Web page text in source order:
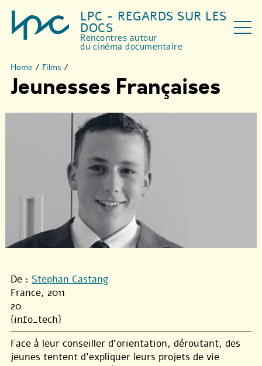
LPC - REGARDS SUR LES
DOCS
Rencontres autour
du cinéma documentaire
Home / Films /
Jeunesses Françaises
De : Stephan Castang
France, 2011
20
{info_tech}
Face à leur conseiller d’orientation, déroutant, des
jeunes tentent d’expliquer leurs projets de vie